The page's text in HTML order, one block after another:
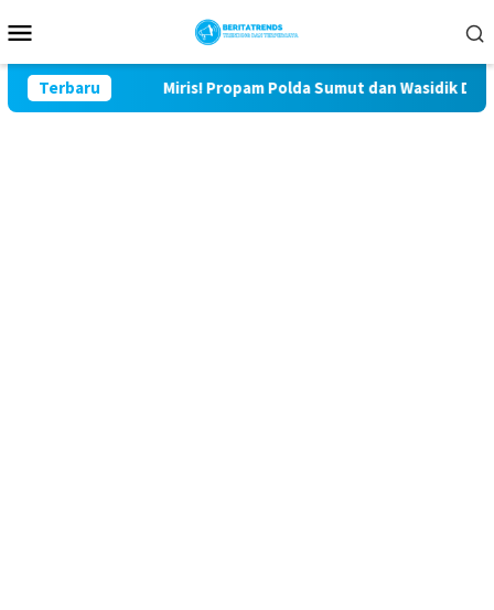
ke
Mobile
TerbaruMiris! Propam Polda Sumut dan Wasidik Ditreskrimum